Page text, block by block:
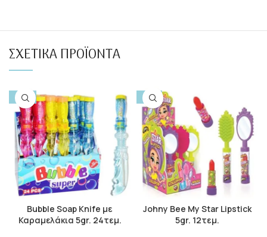
ΣΧΕΤΙΚΆ ΠΡΟΪΌΝΤΑ
-50%
Bubble Soap Knife με
Καραμελάκια 5gr. 24τεμ.
-15%
Johny Bee My Star Lipstick
5gr. 12τεμ.